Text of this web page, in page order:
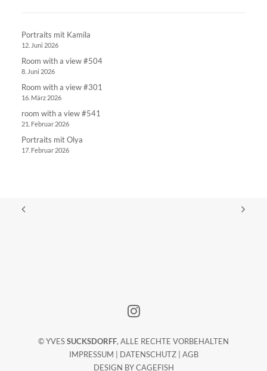
Portraits mit Kamila
12. Juni 2026
Room with a view #504
8. Juni 2026
Room with a view #301
16. März 2026
room with a view #541
21. Februar 2026
Portraits mit Olya
17. Februar 2026
© YVESSUCKSDORFF, ALLE RECHTE VORBEHALTEN
IMPRESSUM
DATENSCHUTZ| AGB
DESIGN BYCAGEFISH